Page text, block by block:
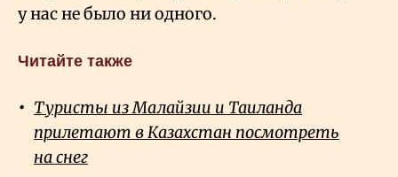
у нас не было ни одного.
Читайте также
Туристы из Малайзии и Таиланда
прилетают в Казахстан посмотреть
на снег